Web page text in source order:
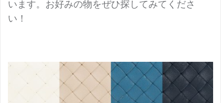
います。お好みの物をぜひ探してみてくださ
い！